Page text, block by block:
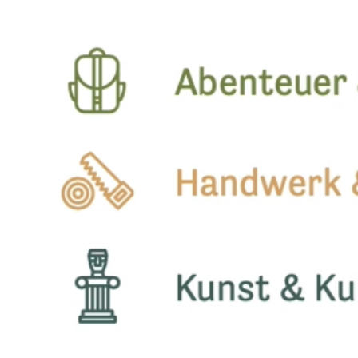
jubiläumsbroschüre für brunos
signaletik für werkunion
verpackungsdesign brunos dipsaucen
signaletik für buochmatt
markenidentität für thomas schüle
kursmagazin für pro senectute obwalden
vermarktungskommunikation für ALPINUS
markenkommunikation für gourmero ag | say salad
weihnachtskampagne für glattwerk ag
website für moorlandschaft glaubenberg